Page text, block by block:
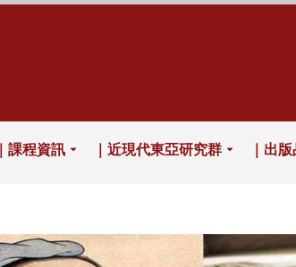
｜課程資訊 ｜近現代東亞研究群 ｜出